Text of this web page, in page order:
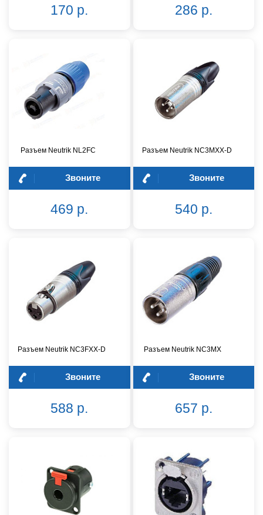
170 р. 286 р.
Разъем Neutrik NL2FC
Звоните
469 р.
Разъем Neutrik NC3MXX-D
Звоните
540 р.
Разъем Neutrik NC3FXX-D
Звоните
588 р.
Разъем Neutrik NC3MX
Звоните
657 р.